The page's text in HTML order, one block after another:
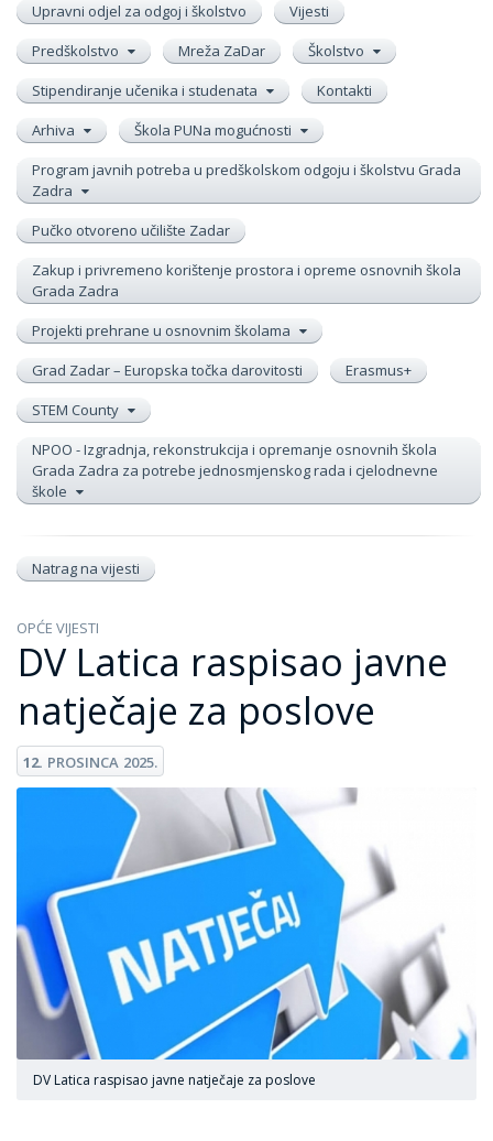
Upravni odjel za odgoj i školstvo
Vijesti
Predškolstvo
Mreža ZaDar
Školstvo
Stipendiranje učenika i studenata
Kontakti
Arhiva
Škola PUNa mogućnosti
Program javnih potreba u predškolskom odgoju i školstvu Grada
Zadra
Pučko otvoreno učilište Zadar
Zakup i privremeno korištenje prostora i opreme osnovnih škola
Grada Zadra
Projekti prehrane u osnovnim školama
Grad Zadar – Europska točka darovitosti
Erasmus+
STEM County
NPOO - Izgradnja, rekonstrukcija i opremanje osnovnih škola
Grada Zadra za potrebe jednosmjenskog rada i cjelodnevne
škole
Natrag na vijesti
OPĆE VIJESTI
DV Latica raspisao javne
natječaje za poslove
12. PROSINCA 2025.
DV Latica raspisao javne natječaje za poslove